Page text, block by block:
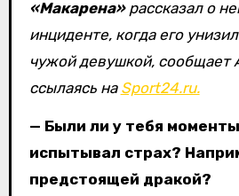
«Макарена»рассказал о
инциденте, когда его
чужой девушкой, сообщает
ссылаясь на Sport24.ru.
— Были ли у тебя
испытывал страх?
предстоящей дракой?